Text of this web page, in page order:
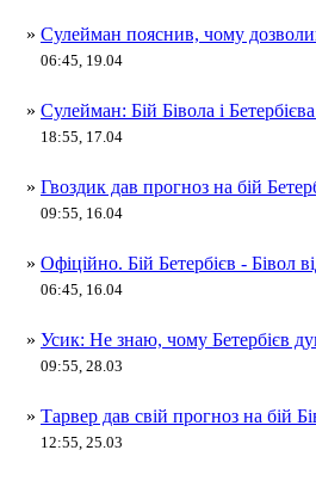
» Сулейман пояснив, чому
06:45, 19.04
» Сулейман: Бій Бівола і
18:55, 17.04
» Гвоздик дав прогноз на бій
09:55, 16.04
» Офіційно. Бій Бетербієв - Бівол
06:45, 16.04
» Усик: Не знаю, чому Бетербієв
09:55, 28.03
» Тарвер дав свій прогноз на бій
12:55, 25.03